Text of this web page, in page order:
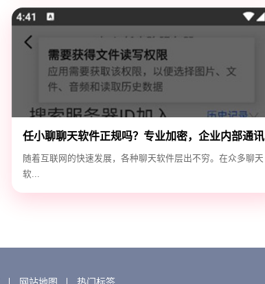
任小聊聊天软件正规吗？专业加密，企业内部通讯
首选！
随着互联网的快速发展，各种聊天软件层出不穷。在众多聊天
软...